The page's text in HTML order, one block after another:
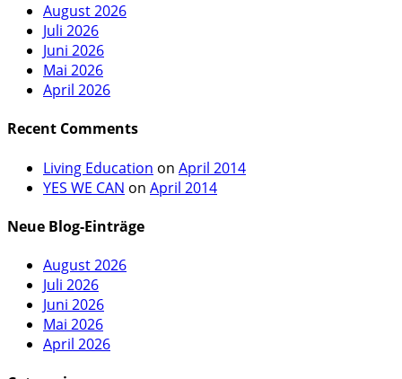
August 2026
Juli 2026
Juni 2026
Mai 2026
April 2026
Recent Comments
Living Education on April 2014
YES WE CAN on April 2014
Neue Blog-Einträge
August 2026
Juli 2026
Juni 2026
Mai 2026
April 2026